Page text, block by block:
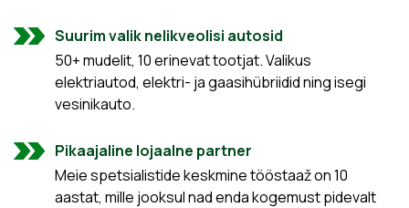
Suurim valik nelikveolisi autosid
50+ mudelit, 10 erinevat tootjat. Valikus
elektriautod, elektri- ja gaasihübriidid ning isegi
vesinikauto.
Pikaajaline lojaalne partner
Meie spetsialistide keskmine tööstaaž on 10
aastat, mille jooksul nad enda kogemust pidevalt